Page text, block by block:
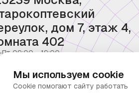
дом 7, этаж 4,
402
09:00 - 19:00
Мы используем cookie
Cookie помогают сайту работать